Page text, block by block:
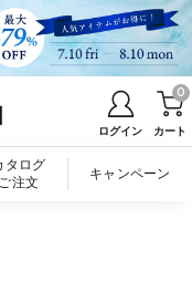
ログイン カート
0
タログ
注文
キャンペーン